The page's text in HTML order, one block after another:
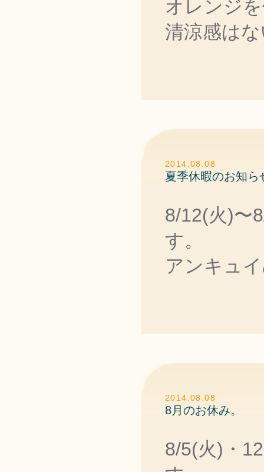
オレンジ
清涼感は
2014.08.08
夏季休暇のお知ら
8/12(火)〜
す。
アンキュ
2014.08.08
8月のお休み。
8/5(火)・